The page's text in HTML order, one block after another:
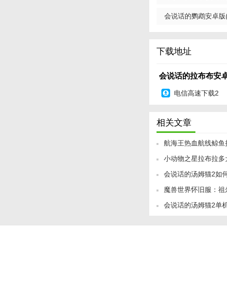
爱。游戏不仅为玩家
会说话的鹦鹉安卓
下载地址
会说话的拉布布安
电信高速下载2
相关文章
航海王热血航线鲸
忆点图鉴位置一览
小动物之星拉布拉
验室位置一览
会说话的汤姆猫2如
笑玩法
魔兽世界怀旧服：
略，轻松掌握单挑技
会说话的汤姆猫2单
个好玩？